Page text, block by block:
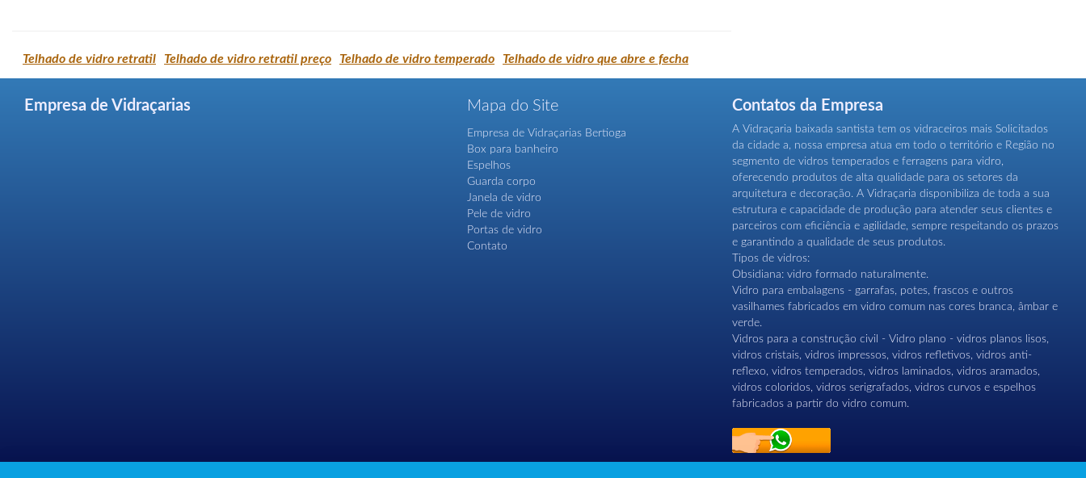
Telhado de vidro retratil Telhado de vidro retratil preço Telhado de vidro temperado Telhado de vidro que abre e fecha
Empresa de Vidraçarias Mapa do Site
Empresa de Vidraçarias Bertioga
Box para banheiro
Espelhos
Guarda corpo
Janela de vidro
Pele de vidro
Portas de vidro
Contato
Contatos da Empresa
A Vidraçaria baixada santista tem os vidraceiros mais Solicitados
da cidade a, nossa empresa atua em todo o território e Região no
segmento de vidros temperados e ferragens para vidro,
oferecendo produtos de alta qualidade para os setores da
arquitetura e decoração. A Vidraçaria disponibiliza de toda a sua
estrutura e capacidade de produção para atender seus clientes e
parceiros com eficiência e agilidade, sempre respeitando os prazos
e garantindo a qualidade de seus produtos.
Tipos de vidros:
Obsidiana: vidro formado naturalmente.
Vidro para embalagens - garrafas, potes, frascos e outros
vasilhames fabricados em vidro comum nas cores branca, âmbar e
verde.
Vidros para a construção civil - Vidro plano - vidros planos lisos,
vidros cristais, vidros impressos, vidros refletivos, vidros anti-
reflexo, vidros temperados, vidros laminados, vidros aramados,
vidros coloridos, vidros serigrafados, vidros curvos e espelhos
fabricados a partir do vidro comum.